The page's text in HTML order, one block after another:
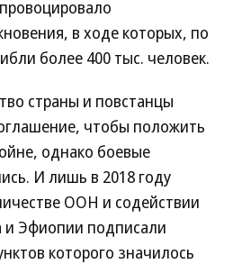
в ходе которых, по
более 400 тыс. человек.
страны и повстанцы
чтобы положить
однако боевые
И лишь в 2018 году
ООН и содействии
и Эфиопии подписали
которого значилось